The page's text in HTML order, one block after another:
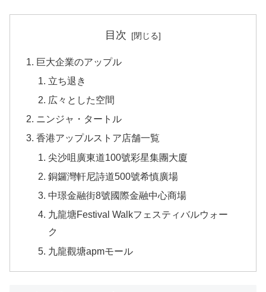
目次
巨大企業のアップル
立ち退き
広々とした空間
ニンジャ・タートル
香港アップルストア店舗一覧
尖沙咀廣東道100號彩星集團大廈
銅鑼灣軒尼詩道500號希慎廣場
中璟金融街8號國際金融中心商場
九龍塘Festival Walkフェスティバルウォー
ク
九龍觀塘apmモール